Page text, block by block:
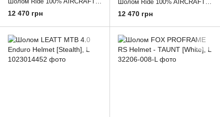
12 470 грн
Шолом Ride 100% AIRCRAFT COMPOSITE Helmet [Mod], L
12 470 грн